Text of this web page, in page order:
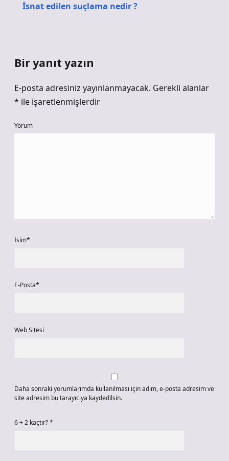
İsnat edilen suçlama nedir ?
Bir yanıt yazın
E-posta adresiniz yayınlanmayacak. Gerekli alanlar
* ile işaretlenmişlerdir
Yorum
İsim*
E-Posta*
Web Sitesi
Daha sonraki yorumlarımda kullanılması için adım, e-posta adresim ve
site adresim bu tarayıcıya kaydedilsin.
6 + 2 kaçtır?*